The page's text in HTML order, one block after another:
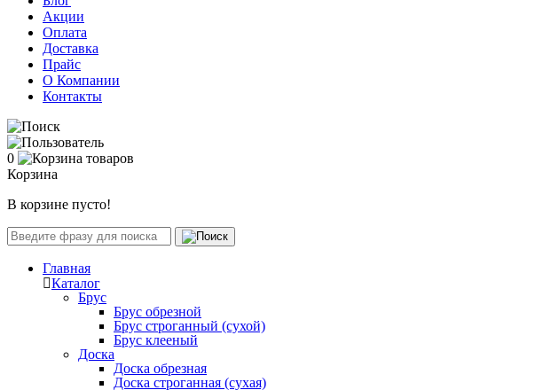
Акции
Оплата
Доставка
Прайс
О Компании
Контакты
0
Корзина
В корзине пусто!
Главная
Каталог
Брус
Брус обрезной
Брус строганный (сухой)
Брус клееный
Доска
Доска обрезная
Доска строганная (сухая)